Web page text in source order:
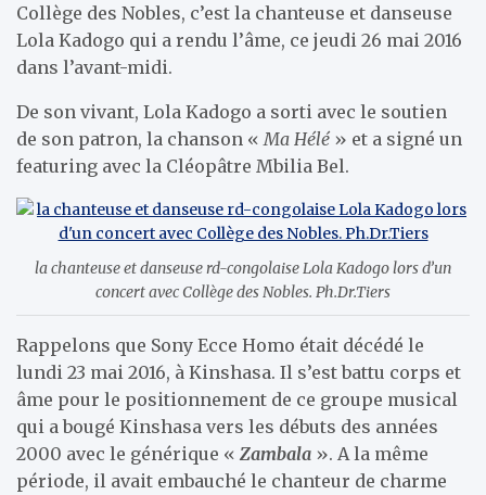
Collège des Nobles, c’est la chanteuse et danseuse
Lola Kadogo qui a rendu l’âme, ce jeudi 26 mai 2016
dans l’avant-midi.
De son vivant, Lola Kadogo a sorti avec le soutien
de son patron, la chanson « Ma Hélé » et a signé un
featuring avec la Cléopâtre Mbilia Bel.
la chanteuse et danseuse rd-congolaise Lola Kadogo lors d’un
concert avec Collège des Nobles. Ph.Dr.Tiers
Rappelons que Sony Ecce Homo était décédé le
lundi 23 mai 2016, à Kinshasa. Il s’est battu corps et
âme pour le positionnement de ce groupe musical
qui a bougé Kinshasa vers les débuts des années
2000 avec le générique « Zambala ». A la même
période, il avait embauché le chanteur de charme